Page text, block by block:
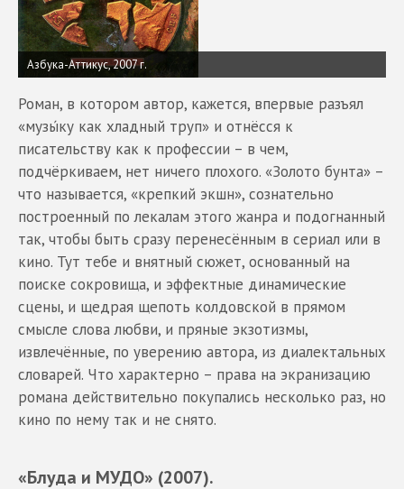
Азбука-Аттикус, 2007 г.
Роман, в котором автор, кажется, впервые разъял
«музы́ку как хладный труп» и отнёсся к
писательству как к профессии – в чем,
подчёркиваем, нет ничего плохого. «Золото бунта» –
что называется, «крепкий экшн», сознательно
построенный по лекалам этого жанра и подогнанный
так, чтобы быть сразу перенесённым в сериал или в
кино. Тут тебе и внятный сюжет, основанный на
поиске сокровища, и эффектные динамические
сцены, и щедрая щепоть колдовской в прямом
смысле слова любви, и пряные экзотизмы,
извлечённые, по уверению автора, из диалектальных
словарей. Что характерно – права на экранизацию
романа действительно покупались несколько раз, но
кино по нему так и не снято.
«Блуда и МУДО» (2007).